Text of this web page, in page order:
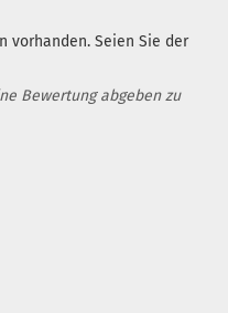
vorhanden. Seien Sie der
Bewertung abgeben zu